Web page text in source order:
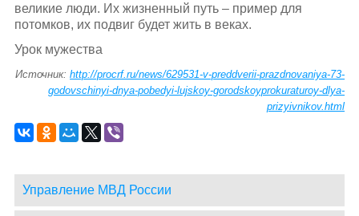
великие люди. Их жизненный путь – пример для
потомков, их подвиг будет жить в веках.
Урок мужества
Источник:http://procrf.ru/news/629531-v-preddverii-prazdnovaniya-73-
godovschinyi-dnya-pobedyi-lujskoy-gorodskoyprokuraturoy-dlya-
prizyivnikov.html
Управление МВД России